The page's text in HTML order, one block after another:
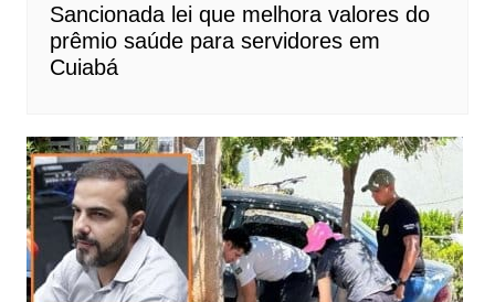
Sancionada lei que melhora valores do
prêmio saúde para servidores em
Cuiabá